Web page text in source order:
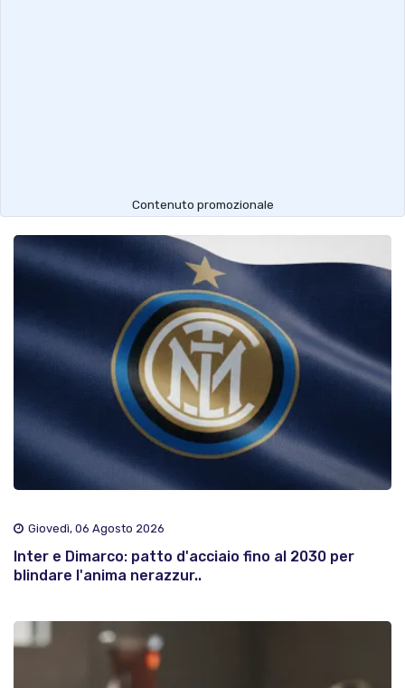
Contenuto promozionale
Giovedì, 06 Agosto 2026
Inter e Dimarco: patto d'acciaio fino al 2030 per
blindare l'anima nerazzur..